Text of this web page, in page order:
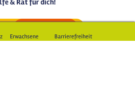
& Rat für dich!
Erwachsene Barrierefreiheit